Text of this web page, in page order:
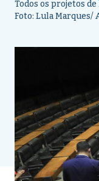
Todos os projetos
Foto: Lula Marques/